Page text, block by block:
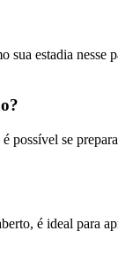
sua estadia nesse
se
é ideal para